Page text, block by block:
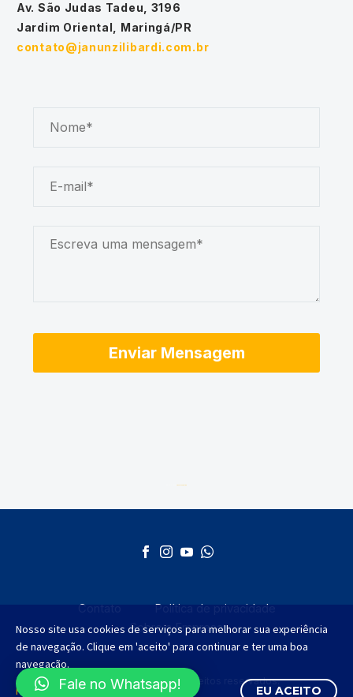
Av. São Judas Tadeu, 3196
Jardim Oriental, Maringá/PR
contato@janunzilibardi.com.br
Contato
Política de privacidade
Sobre a Empresa
©2012 - 2025 Todos os direitos reservados.
Nosso site usa cookies de serviços para melhorar sua experiência
de navegação. Clique em 'aceito' para continuar e ter uma boa
navegação.
Política de Privacidade
EU ACEITO
Fale no Whatsapp!